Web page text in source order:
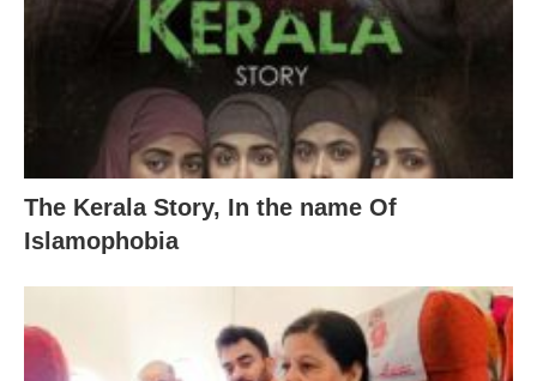
The Kerala Story, In the name Of
Islamophobia